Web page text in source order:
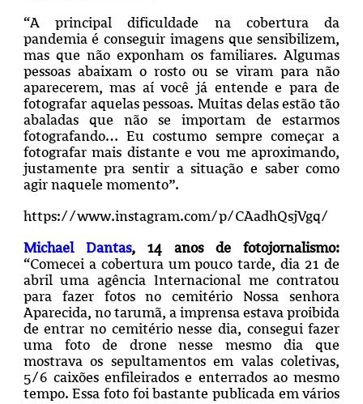
“A principal dificuldade na cobertura da
pandemia é conseguir imagens que sensibilizem,
mas que não exponham os familiares. Algumas
pessoas abaixam o rosto ou se viram para não
aparecerem, mas aí você já entende e para de
fotografar aquelas pessoas. Muitas delas estão tão
abaladas que não se importam de estarmos
fotografando… Eu costumo sempre começar a
fotografar mais distante e vou me aproximando,
justamente pra sentir a situação e saber como
agir naquele momento”.
https://www.instagram.com/p/CAadhQsjVgq/
Michael Dantas,14anos de fotojornalismo:
“Comecei a cobertura um pouco tarde, dia 21 de
abril uma agência Internacional me contratou
para fazer fotos no cemitério Nossa senhora
Aparecida, no tarumã, a imprensa estava proibida
de entrar no cemitério nesse dia, consegui fazer
uma foto de drone nesse mesmo dia que
mostrava os sepultamentos em valas coletivas,
5/6 caixões enfileirados e enterrados ao mesmo
tempo. Essa foto foi bastante publicada em vários